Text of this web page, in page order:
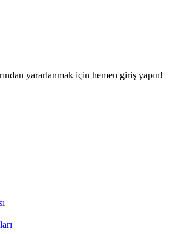
yararlanmak için hemen giriş yapın!